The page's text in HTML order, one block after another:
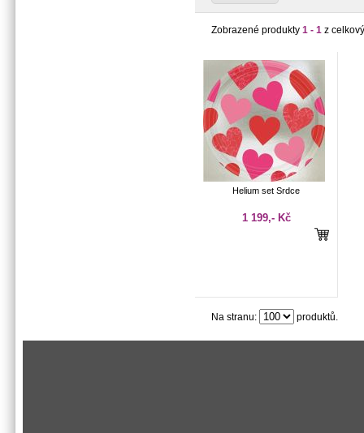
Zobrazené produkty 1 - 1 z
Helium set Srdce
1 199,- Kč
Na stranu: produktů.